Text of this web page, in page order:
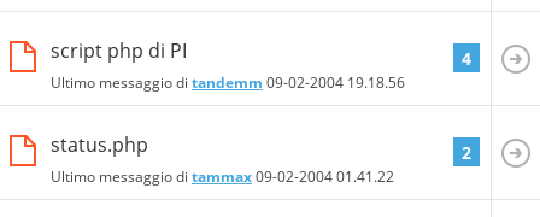
script php di PI
Ultimo messaggio di tandemm 09-02-2004 19.18.56
4
status.php
Ultimo messaggio di tammax09-02-200401.41.22
2